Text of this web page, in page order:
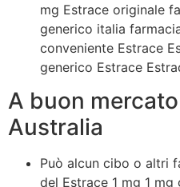
mg Estrace originale
generico italia
conveniente Estrace
generico Estrace
A buon
Australia
Può alcun cibo o altri
del Estrace 1 mg 1 mg